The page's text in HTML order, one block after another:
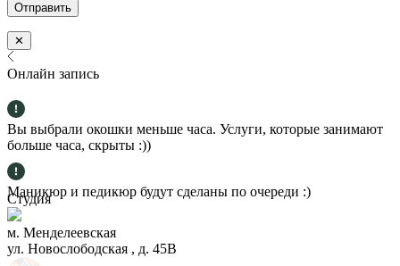
✕
Онлайн запись
Вы выбрали окошки меньше часа. Услуги, которые занимают
больше часа, скрыты :))
Маникюр и педикюр будут сделаны по очереди :)
Студия
м. Менделеевская
ул. Новослободская , д. 45В